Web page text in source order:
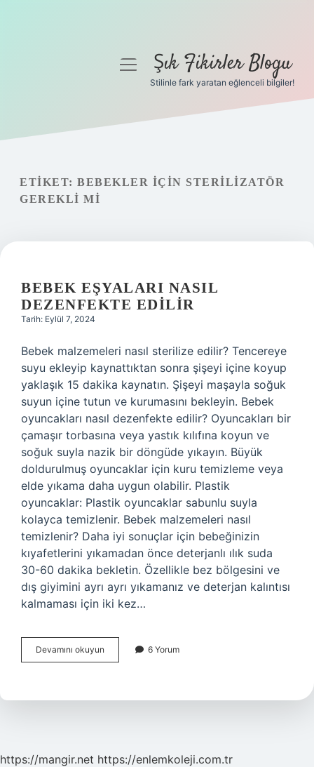
Gizlilik Politikası
Hakkımızda
menüyüŞık Fikirler Blogu
Stilinle fark yaratan eğlenceli bilgiler!
ETIKET: BEBEKLER IÇIN STERILIZATÖR
GEREKLI MI
BEBEK EŞYALARI NASIL
DEZENFEKTE EDILIR
Tarih: Eylül 7, 2024
Bebek malzemeleri nasıl sterilize edilir? Tencereye
suyu ekleyip kaynattıktan sonra şişeyi içine koyup
yaklaşık 15 dakika kaynatın. Şişeyi maşayla soğuk
suyun içine tutun ve kurumasını bekleyin. Bebek
oyuncakları nasıl dezenfekte edilir? Oyuncakları bir
çamaşır torbasına veya yastık kılıfına koyun ve
soğuk suyla nazik bir döngüde yıkayın. Büyük
doldurulmuş oyuncaklar için kuru temizleme veya
elde yıkama daha uygun olabilir. Plastik
oyuncaklar: Plastik oyuncaklar sabunlu suyla
kolayca temizlenir. Bebek malzemeleri nasıl
temizlenir? Daha iyi sonuçlar için bebeğinizin
kıyafetlerini yıkamadan önce deterjanlı ılık suda
30-60 dakika bekletin. Özellikle bez bölgesini ve
dış giyimini ayrı ayrı yıkamanız ve deterjan kalıntısı
kalmaması için iki kez…
Devamını okuyun
Eşyaları
Edilir
6 Yorum
https://mangir.net https://enlemkoleji.com.tr